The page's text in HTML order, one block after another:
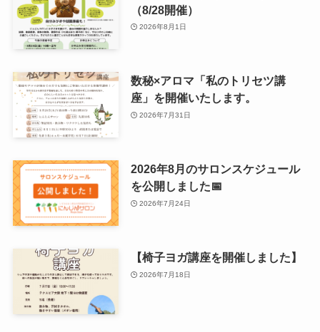
（8/28開催）
2026年8月1日
数秘×アロマ「私のトリセツ講
座」を開催いたします。
2026年7月31日
2026年8月のサロンスケジュール
を公開しました📅
2026年7月24日
【椅子ヨガ講座を開催しました】
2026年7月18日